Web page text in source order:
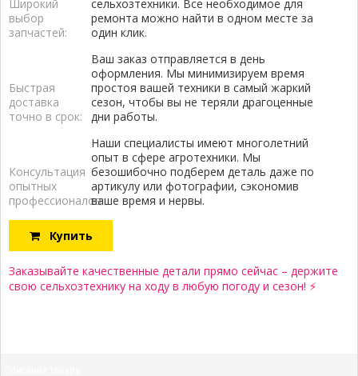
Широкий
выбор
запчастей:
сельхозтехники. Все необходимое для
ремонта можно найти в одном месте за
один клик.
Быстрая
доставка
точно в срок:
Ваш заказ отправляется в день
оформления. Мы минимизируем время
простоя вашей техники в самый жаркий
сезон, чтобы вы не теряли драгоценные
дни работы.
Консультация
опытных
профессионалов:
Наши специалисты имеют многолетний
опыт в сфере агротехники. Мы
безошибочно подберем деталь даже по
артикулу или фотографии, сэкономив
ваше время и нервы.
Купить
Заказывайте качественные детали прямо сейчас – держите
свою сельхозтехнику на ходу в любую погоду и сезон! ⚡